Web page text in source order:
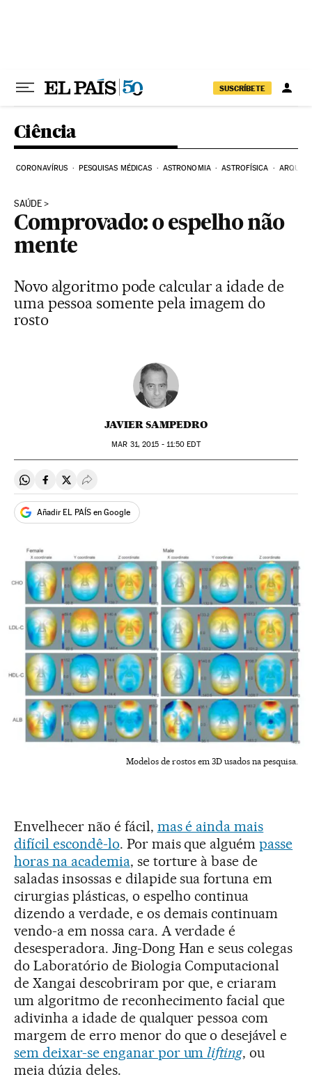
SUSCRÍBETE
Ciência
CORONAVÍRUS PESQUISAS MÉDICAS ASTRONOMIA ASTROFÍSICA
SAÚDE
Comprovado: o espelho não
mente
Novo algoritmo pode calcular a idade de
uma pessoa somente pela imagem do
rosto
JAVIER SAMPEDRO
MAR 31, 2015 - 11:50 EDT
Compartir en Whatsapp
Compartir en Facebook
Compartir en Twitter
Desplegar Redes Sociales
Añadir EL PAÍS en Google
Modelos de rostos em 3D usados na pesquisa.
Envelhecer não é fácil, mas é ainda mais
difícil escondê-lo. Por mais que alguémpasse
horas na academia, se torture à base de
saladas insossas e dilapide sua fortuna em
cirurgias plásticas, o espelho continua
dizendo a verdade, e os demais continuam
vendo-a em nossa cara. A verdade é
desesperadora. Jing-Dong Han e seus colegas
do Laboratório de Biologia Computacional
de Xangai descobriram por que, e criaram
um algoritmo de reconhecimento facial que
adivinha a idade de qualquer pessoa com
margem de erro menor do que o desejável e
sem deixar-se enganar por um lifting, ou
meia dúzia deles.